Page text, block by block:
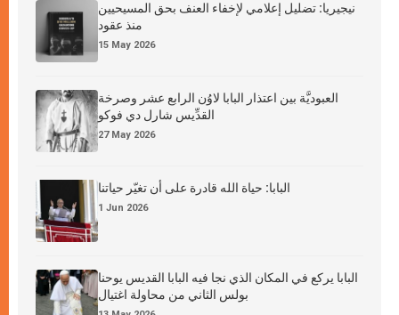
نيجيريا: تضليل إعلامي لإخفاء العنف بحق المسيحيين
منذ عقود
15 May 2026
العبوديَّة بين اعتذار البابا لاوُن الرابع عشر وصرخة
القدِّيس شارل دي فوكو
27 May 2026
البابا: حياة الله قادرة على أن تغيّر حياتنا
1 Jun 2026
البابا يركع في المكان الذي نجا فيه البابا القديس يوحنا
بولس الثاني من محاولة اغتيال